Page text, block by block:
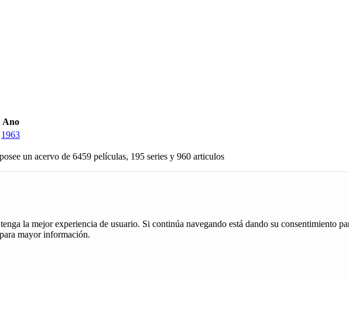
Ano
1963
un acervo de 6459 películas, 195 series y 960 articulos
la mejor experiencia de usuario. Si continúa navegando está dando su consentimiento
mayor información.